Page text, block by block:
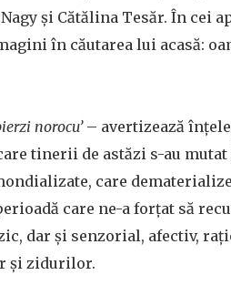
și Cătălina Tesăr. În cei
în căutarea lui acasă:
norocu’– avertizează
tinerii de astăzi s-au
care
care ne-a forțat să
dar și senzorial, afectiv,
și zidurilor.